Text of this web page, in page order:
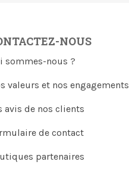
NOUS
sommes-nous ?
valeurs et nos engagements
avis de nos clients
de contact
partenaires